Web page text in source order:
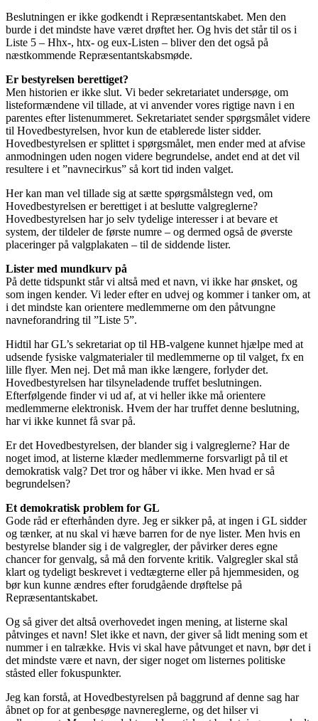
Beslutningen er ikke godkendt i Repræsentantskabet. Men den
burde i det mindste have været drøftet her. Og hvis det står til os i
Liste 5 – Hhx-, htx- og eux-Listen – bliver den det også på
næstkommende Repræsentantskabsmøde.
Er bestyrelsen berettiget?
Men historien er ikke slut. Vi beder sekretariatet undersøge, om
listeformændene vil tillade, at vi anvender vores rigtige navn i en
parentes efter listenummeret. Sekretariatet sender spørgsmålet videre
til Hovedbestyrelsen, hvor kun de etablerede lister sidder.
Hovedbestyrelsen er splittet i spørgsmålet, men ender med at afvise
anmodningen uden nogen videre begrundelse, andet end at det vil
resultere i et ”navnecirkus” så kort tid inden valget.
Her kan man vel tillade sig at sætte spørgsmålstegn ved, om
Hovedbestyrelsen er berettiget i at beslutte valgreglerne?
Hovedbestyrelsen har jo selv tydelige interesser i at bevare et
system, der tildeler de første numre – og dermed også de øverste
placeringer på valgplakaten – til de siddende lister.
Lister med mundkurv på
På dette tidspunkt står vi altså med et navn, vi ikke har ønsket, og
som ingen kender. Vi leder efter en udvej og kommer i tanker om, at
i det mindste kan orientere medlemmerne om den påtvungne
navneforandring til ”Liste 5”.
Hidtil har GL’s sekretariat op til HB-valgene kunnet hjælpe med at
udsende fysiske valgmaterialer til medlemmerne op til valget, fx en
lille flyer. Men nej. Det må man ikke længere, forlyder det.
Hovedbestyrelsen har tilsyneladende truffet beslutningen.
Efterfølgende finder vi ud af, at vi heller ikke må orientere
medlemmerne elektronisk. Hvem der har truffet denne beslutning,
har vi ikke kunnet få svar på.
Er det Hovedbestyrelsen, der blander sig i valgreglerne? Har de
noget imod, at listerne klæder medlemmerne forsvarligt på til et
demokratisk valg? Det tror og håber vi ikke. Men hvad er så
begrundelsen?
Et demokratisk problem for GL
Gode råd er efterhånden dyre. Jeg er sikker på, at ingen i GL sidder
og tænker, at nu skal vi hæve barren for de nye lister. Men hvis en
bestyrelse blander sig i de valgregler, der påvirker deres egne
chancer for genvalg, så må den forvente kritik. Valgregler skal stå
klart og tydeligt beskrevet i vedtægterne eller på hjemmesiden, og
bør kun kunne ændres efter forudgående drøftelse på
Repræsentantskabet.
Og så giver det altså overhovedet ingen mening, at listerne skal
påtvinges et navn! Slet ikke et navn, der giver så lidt mening som et
nummer i en talrække. Hvis vi skal have påtvunget et navn, bør det i
det mindste være et navn, der siger noget om listernes politiske
ståsted eller fokuspunkter.
Jeg kan forstå, at Hovedbestyrelsen på baggrund af denne sag har
åbnet op for at genbesøge navnereglerne, og det hilser vi